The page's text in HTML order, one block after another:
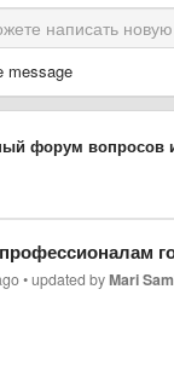
message
форум вопросов
в развитии громадського тв оставить в этой
•updated byMari